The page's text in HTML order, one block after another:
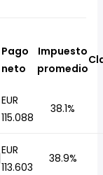
Pago
neto
Impuesto
promedio
EUR
115.088
38.1%
EUR
113.603
38.9%